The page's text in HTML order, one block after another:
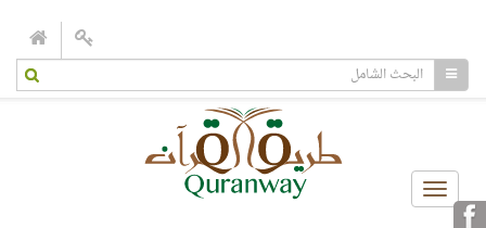
Toggle
navigation